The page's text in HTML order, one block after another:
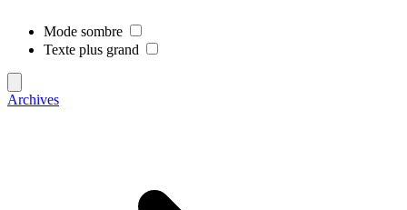
Mode sombre
Texte plus grand
Archives